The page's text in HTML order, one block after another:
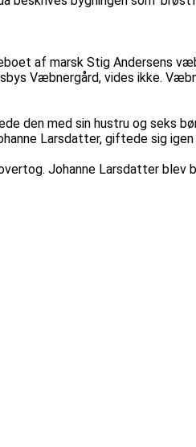
af marsk Stig Andersens
Væbnergård, vides ikke.
den med sin hustru og seks
Larsdatter, giftede sig
Johanne Larsdatter